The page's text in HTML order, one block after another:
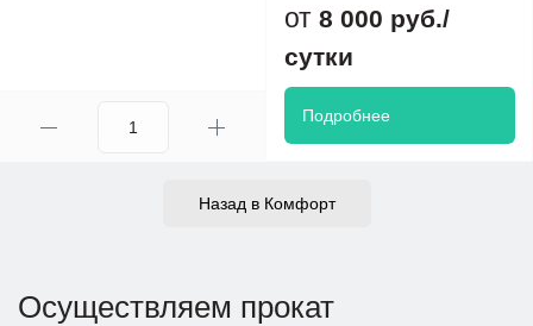
8 000 руб./
сутки
Подробнее
Назад в Комфорт
Осуществляем прокат